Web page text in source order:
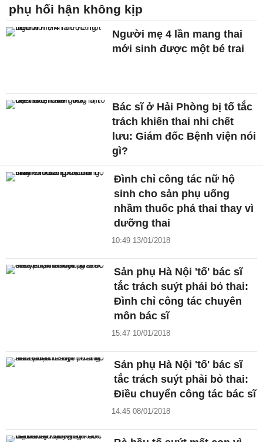
phụ hối hận không kịp
Người mẹ 4 lần mang thai
mới sinh được một bé trai
Bác sĩ ở Hải Phòng bị tố tắc
trách khiến thai nhi chết
lưu: Giám đốc Bệnh viện nói
gì?
Đình chỉ công tác nữ hộ
sinh cho sản phụ uống
nhầm thuốc phá thai thay vì
dưỡng thai
10:49 13/01/2018
Sản phụ Hà Nội 'tố' bác sĩ
tắc trách suýt phải bỏ thai:
Đình chỉ công tác chuyên
môn bác sĩ
15:47 10/01/2018
Sản phụ Hà Nội 'tố' bác sĩ
tắc trách suýt phải bỏ thai:
Điều chuyển công tác bác sĩ
14:45 08/01/2018